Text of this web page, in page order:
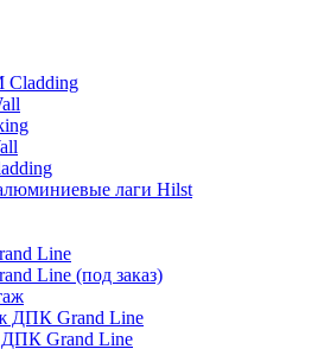
Cladding
лаги Hilst
Line
Line (под заказ)
ДПК Grand Line
ДПК Grand Line